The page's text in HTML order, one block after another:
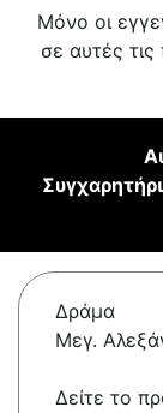
Μόνο οι
σε αυτές
Δράμα
Μεγ.
Δείτε το